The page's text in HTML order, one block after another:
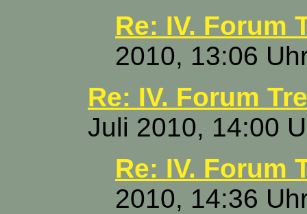
Re: IV. Forum
2010, 13:06
Re: IV. Forum
Juli 2010, 14:00
Re: IV. Forum
2010, 14:36